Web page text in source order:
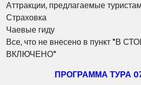
Аттракции, предлагаемые
Страховка
Чаевые гиду
Все, что не внесено в пункт "В
ВКЛЮЧЕНО"
ПРОГРАММА ТУРА